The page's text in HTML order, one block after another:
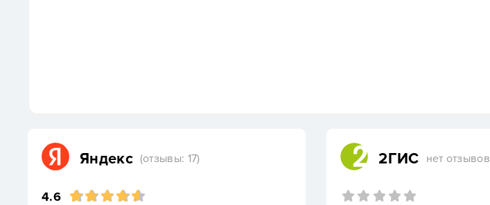
Яндекс (отзывы: 17)
4.6
2ГИС нет отзывов